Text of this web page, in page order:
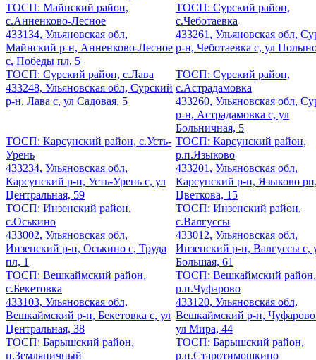
ТОСП: Майнский район,
с.Анненково-Лесное
433134, Ульяновская обл,
Майнский р-н, Анненково-Лесное
с, Победы пл, 5
ТОСП: Сурский район,
с.Чеботаевка
433261, Ульяновская обл,
р-н, Чеботаевка с, ул
ТОСП: Сурский район, с.Лава
433248, Ульяновская обл, Сурский
р-н, Лава с, ул Садовая, 5
ТОСП: Сурский район,
с.Астрадамовка
433260, Ульяновская обл,
р-н, Астрадамовка с, ул
Больничная, 5
ТОСП: Карсунский район, с.Усть-
Урень
433234, Ульяновская обл,
Карсунский р-н, Усть-Урень с, ул
Центральная, 59
ТОСП: Карсунский район,
р.п.Языково
433201, Ульяновская обл,
Карсунский р-н, Языково
Цветкова, 15
ТОСП: Инзенский район,
с.Оськино
433002, Ульяновская обл,
Инзенский р-н, Оськино с, Труда
пл, 1
ТОСП: Инзенский район,
с.Валгуссы
433012, Ульяновская обл,
Инзенский р-н, Валгуссы с,
Большая, 61
ТОСП: Вешкаймский район,
с.Бекетовка
433103, Ульяновская обл,
Вешкаймский р-н, Бекетовка с, ул
Центральная, 38
ТОСП: Вешкаймский район,
р.п.Чуфарово
433120, Ульяновская обл,
Вешкаймский р-н,
ул Мира, 44
ТОСП: Барышский район,
п.Земляничный
ТОСП: Барышский район,
р.п.Старотимошкино